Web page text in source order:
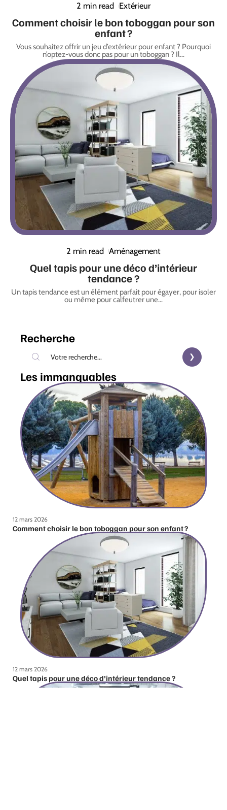
2 min read Extérieur
Comment choisir le bon toboggan pour son
enfant ?
Vous souhaitez offrir un jeu d’extérieur pour enfant ? Pourquoi
n’optez-vous donc pas pour un toboggan ? Il…
2 min read Aménagement
Quel tapis pour une déco d’intérieur
tendance ?
Un tapis tendance est un élément parfait pour égayer, pour isoler
ou même pour calfeutrer une…
Recherche
Les immanquables
12 mars 2026
Comment choisir le bon toboggan pour son enfant ?
12 mars 2026
Quel tapis pour une déco d’intérieur tendance ?